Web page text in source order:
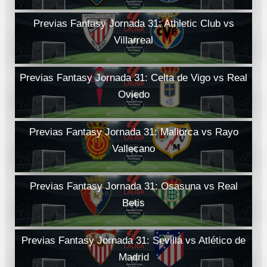
Previas Fantasy Jornada 31: Athletic Club vs
Villarreal
Previas Fantasy Jornada 31: Celta de Vigo vs Real
Oviedo
Previas Fantasy Jornada 31: Mallorca vs Rayo
Vallecano
Previas Fantasy Jornada 31: Osasuna vs Real
Betis
Previas Fantasy Jornada 31: Sevilla vs Atlético de
Madrid